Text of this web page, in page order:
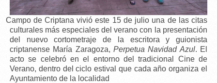
de Criptana vivió este 15 de julio una de las citas
culturales más especiales del verano con la presentación
del nuevo cortometraje de la escritora y guionista
criptanense María Zaragoza,Perpetua Navidad Azul. El
acto se celebró en el entorno del tradicional Cine de
Verano, dentro del ciclo estival que cada año organiza el
Ayuntamiento de la localidad